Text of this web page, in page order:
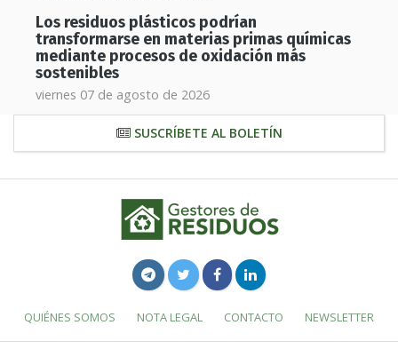
Los residuos plásticos podrían
transformarse en materias primas químicas
mediante procesos de oxidación más
sostenibles
viernes 07 de agosto de 2026
SUSCRÍBETE AL BOLETÍN
QUIÉNES SOMOS NOTA LEGAL CONTACTO NEWSLETTER